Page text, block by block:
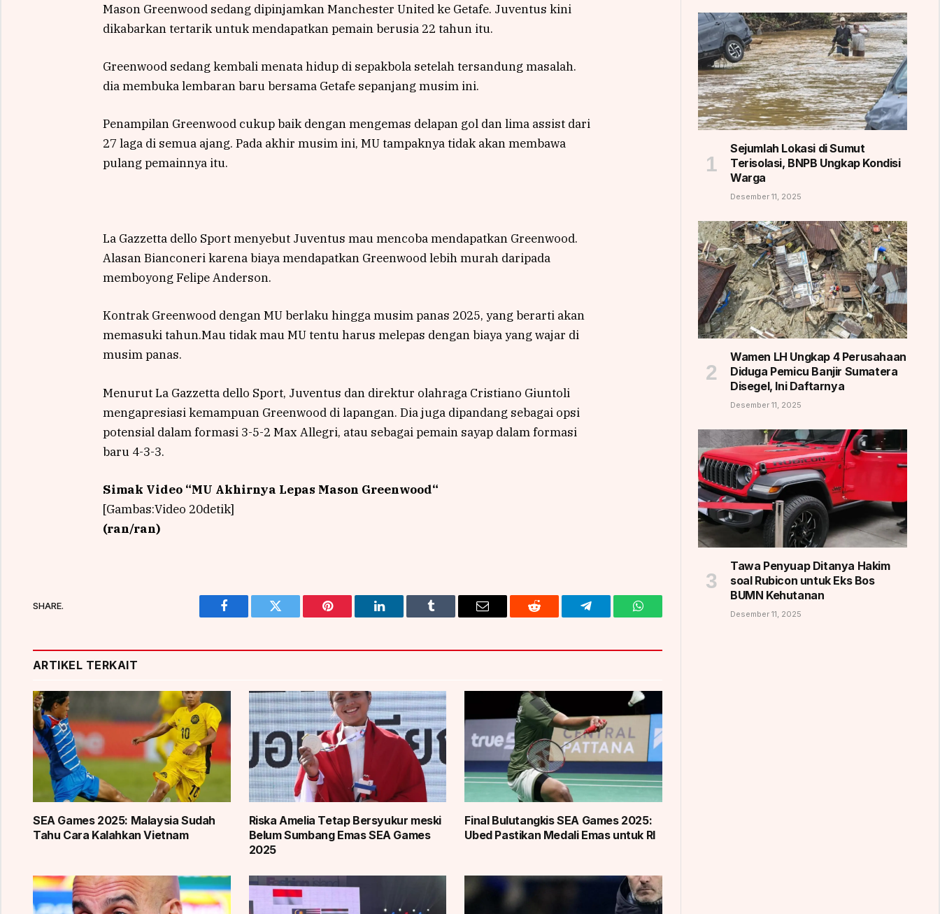
Mason Greenwood sedang dipinjamkan Manchester United ke Getafe. Juventus kini
dikabarkan tertarik untuk mendapatkan pemain berusia 22 tahun itu.
Greenwood sedang kembali menata hidup di sepakbola setelah tersandung masalah.
dia membuka lembaran baru bersama Getafe sepanjang musim ini.
Penampilan Greenwood cukup baik dengan mengemas delapan gol dan lima assist dari
27 laga di semua ajang. Pada akhir musim ini, MU tampaknya tidak akan membawa
pulang pemainnya itu.
La Gazzetta dello Sport menyebut Juventus mau mencoba mendapatkan Greenwood.
Alasan Bianconeri karena biaya mendapatkan Greenwood lebih murah daripada
memboyong Felipe Anderson.
Kontrak Greenwood dengan MU berlaku hingga musim panas 2025, yang berarti akan
memasuki tahun.Mau tidak mau MU tentu harus melepas dengan biaya yang wajar di
musim panas.
Menurut La Gazzetta dello Sport, Juventus dan direktur olahraga Cristiano Giuntoli
mengapresiasi kemampuan Greenwood di lapangan. Dia juga dipandang sebagai opsi
potensial dalam formasi 3-5-2 Max Allegri, atau sebagai pemain sayap dalam formasi
baru 4-3-3.
Simak Video “MU Akhirnya Lepas Mason Greenwood“
[Gambas:Video 20detik]
(ran/ran)
SHARE.
Facebook Twitter Pinterest LinkedIn Tumblr Email Reddit Telegram WhatsApp
ARTIKEL TERKAIT
SEA Games 2025: Malaysia Sudah
Tahu Cara Kalahkan Vietnam
Riska Amelia Tetap Bersyukur meski
Belum Sumbang Emas SEA Games
2025
Final Bulutangkis SEA Games 2025:
Ubed Pastikan Medali Emas untuk RI
Sejumlah Lokasi di Sumut
Terisolasi, BNPB Ungkap Kondisi
Warga
Desember 11, 2025
Wamen LH Ungkap 4 Perusahaan
Diduga Pemicu Banjir Sumatera
Disegel, Ini Daftarnya
Desember 11, 2025
Tawa Penyuap Ditanya Hakim
soal Rubicon untuk Eks Bos
BUMN Kehutanan
Desember 11, 2025